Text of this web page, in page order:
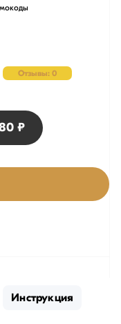
Отзывы: 0
₽
Инструкция